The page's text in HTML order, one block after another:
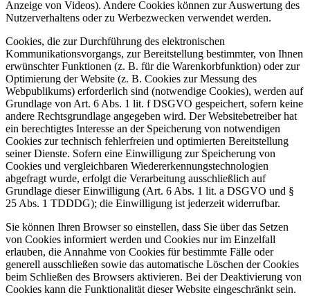
Anzeige von Videos). Andere Cookies können zur Auswertung des
Nutzerverhaltens oder zu Werbezwecken verwendet werden.
Cookies, die zur Durchführung des elektronischen
Kommunikationsvorgangs, zur Bereitstellung bestimmter, von Ihnen
erwünschter Funktionen (z. B. für die Warenkorbfunktion) oder zur
Optimierung der Website (z. B. Cookies zur Messung des
Webpublikums) erforderlich sind (notwendige Cookies), werden auf
Grundlage von Art. 6 Abs. 1 lit. f DSGVO gespeichert, sofern keine
andere Rechtsgrundlage angegeben wird. Der Websitebetreiber hat
ein berechtigtes Interesse an der Speicherung von notwendigen
Cookies zur technisch fehlerfreien und optimierten Bereitstellung
seiner Dienste. Sofern eine Einwilligung zur Speicherung von
Cookies und vergleichbaren Wiedererkennungstechnologien
abgefragt wurde, erfolgt die Verarbeitung ausschließlich auf
Grundlage dieser Einwilligung (Art. 6 Abs. 1 lit. a DSGVO und §
25 Abs. 1 TDDDG); die Einwilligung ist jederzeit widerrufbar.
Sie können Ihren Browser so einstellen, dass Sie über das Setzen
von Cookies informiert werden und Cookies nur im Einzelfall
erlauben, die Annahme von Cookies für bestimmte Fälle oder
generell ausschließen sowie das automatische Löschen der Cookies
beim Schließen des Browsers aktivieren. Bei der Deaktivierung von
Cookies kann die Funktionalität dieser Website eingeschränkt sein.